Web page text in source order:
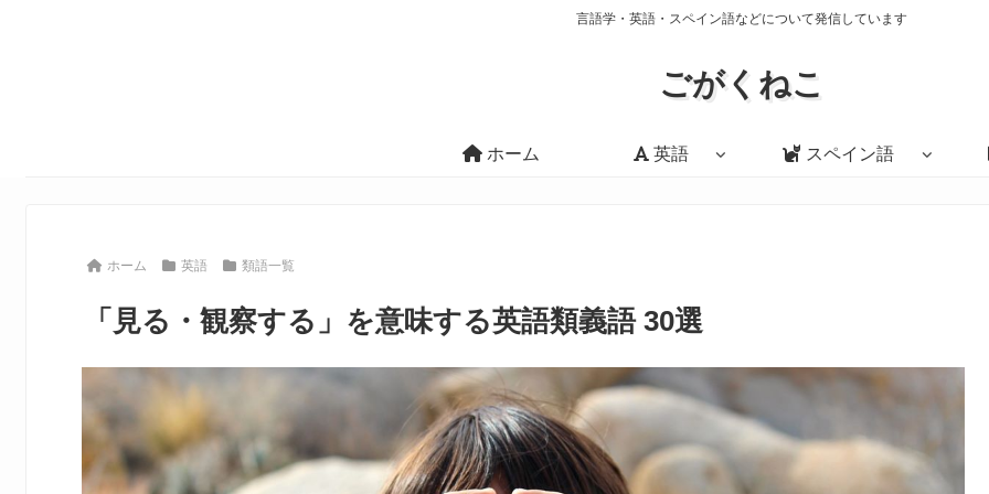
言語学・英語・スペイン語などについて発信しています
ごがくねこ
ホーム 英語 スペイン語
ホーム 英語 類語一覧
「見る・観察する」を意味する英語類義語 30選